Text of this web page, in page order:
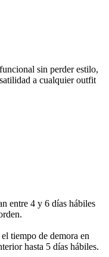
sin perder estilo,
a cualquier outfit
entre 4 y 6 días hábiles
tiempo de demora en
hasta 5 días hábiles.